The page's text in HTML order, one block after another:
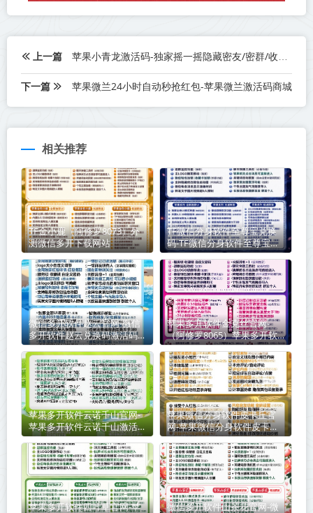
上一篇 苹果小青龙激活码-独家摇一摇隐藏密友/密群/收藏/支持自动拦截语音/视频
下一篇 苹果微兰24小时自动秒抢红包-苹果微兰激活码商城
相关推荐
TF金小鹿（阿修罗8073）外
测微信多开下载网站
TF微信分身软件至尊宝兑换
码-TF微信分身软件至尊宝官
网
微信多开软件赵云官网-微信
多开软件赵云兑换码激活码购
买
苹果多开软件金克丝官网-
（阿修罗8065）苹果多开软
件金克丝激活码
苹果多开软件云诺千山官网-
苹果多开软件云诺千山激活码
商城自动发卡
苹果微信分身软件皮卡丘官
网-苹果微信分身软件皮卡丘
激活码购买网站
苹果多开软件四叶草官网-苹
微信多开软件山茶花官网-微